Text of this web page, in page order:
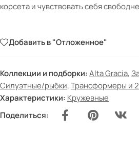
корсета и чувствовать себя
Добавить в "Отложенное"
Коллекции и подборки:Alta Gracia,
Силуэтные/рыбки,Трансформеры и
Характеристики: Кружевные
Поделиться: